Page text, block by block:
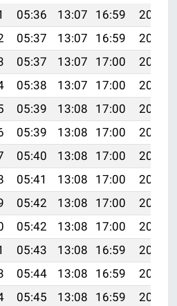
05:36 13:07 16:59
20:28
05:37 13:07 16:59
20:28
05:37 13:07 17:00
20:27
05:38 13:07 17:00
20:27
05:39 13:08 17:00
20:26
05:39 13:08 17:00
20:26
05:40 13:08 17:00
20:25
05:41 13:08 17:00
20:25
05:42 13:08 17:00
20:24
05:42 13:08 17:00
20:24
05:43 13:08 16:59
20:23
05:44 13:08 16:59
20:22
05:45 13:08 16:59
20:22